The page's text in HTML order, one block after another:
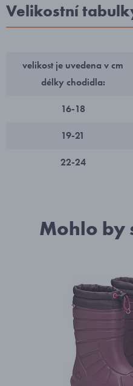
Velikostní
velikost je uvedena v cm
délky chodidla:
16-18
19-21
22-24
Mohlo by